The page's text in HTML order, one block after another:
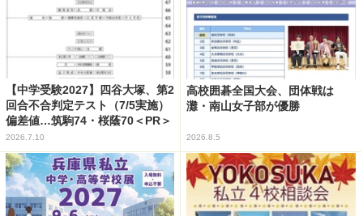
【中学受験2027】四谷大塚、第2
回合不合判定テスト（7/5実施）
偏差値…筑駒74・桜蔭70＜PR＞
2026.7.10
高校囲碁全国大会、団体戦は
灘・南山女子部が優勝
2026.8.5